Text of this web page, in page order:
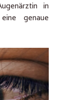
in
genaue